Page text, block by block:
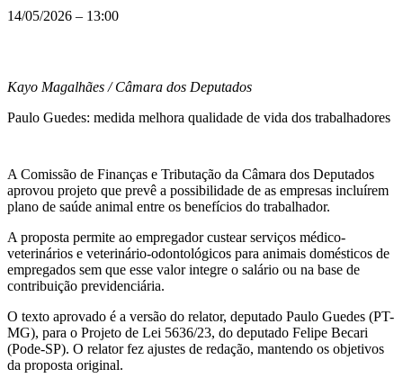
14/05/2026 – 13:00
Kayo Magalhães / Câmara dos Deputados
Paulo Guedes: medida melhora qualidade de vida dos trabalhadores
A Comissão de Finanças e Tributação da Câmara dos Deputados
aprovou projeto que prevê a possibilidade de as empresas incluírem
plano de saúde animal entre os benefícios do trabalhador.
A proposta permite ao empregador custear serviços médico-
veterinários e veterinário-odontológicos para animais domésticos de
empregados sem que esse valor integre o salário ou na base de
contribuição previdenciária.
O texto aprovado é a versão do relator, deputado Paulo Guedes (PT-
MG), para o Projeto de Lei 5636/23, do deputado Felipe Becari
(Pode-SP). O relator fez ajustes de redação, mantendo os objetivos
da proposta original.